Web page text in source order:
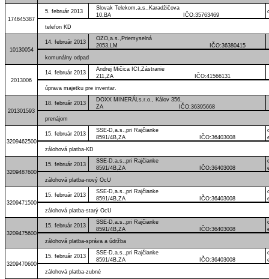
174645387
5. február 2013
Slovak Telekom,a.s.,Karadžičova
10,BA IČO:35763469
telefon KD
10130054
14. február 2013
OZO,a.s.,Priemyselná
2053,LM IČO:36380415
komunálny odpad
2013006
14. február 2013
Andrej Mičica ICI,Zástranie
211,ZA IČO:41566131
úprava majetku pre inventar.
201301593
18. február 2013
DOXX MINERÁl,s.r.o., Kálov 356,
ZA IČO:36395668
prenájom
3209462500
15. február 2013
SSE-D,a.s.,pri Rajčianke
8591/4B,ZA IČO:36403008
zálohová platba-KD
3209487600
15. február 2013
SSE-D,a.s.,pri Rajčianke
8591/4B,ZA IČO:36403008
zálohová platba-nový OcU
3209471500
15. február 2013
SSE-D,a.s.,pri Rajčianke
8591/4B,ZA IČO:36403008
zálohová platba-starý OcU
3209475600
15. február 2013
SSE-D,a.s.,pri Rajčianke
8591/4B,ZA IČO:36403008
zálohová platba-správa a údržba
3209470600
15. február 2013
SSE-D,a.s.,pri Rajčianke
8591/4B,ZA IČO:36403008
zálohová platba-zubné